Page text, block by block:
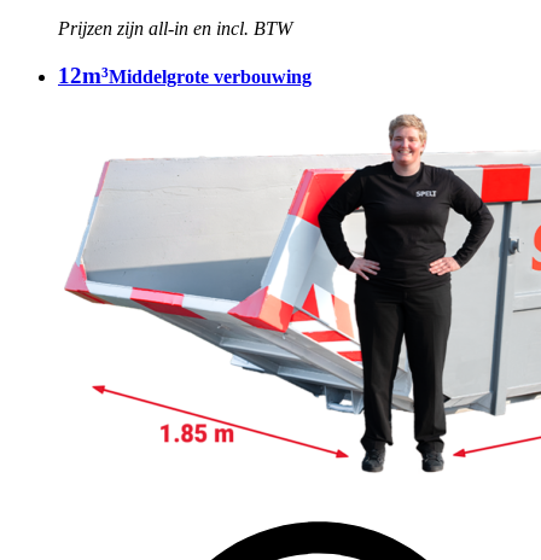
Prijzen zijn all-in en incl. BTW
12m³Middelgrote verbouwing